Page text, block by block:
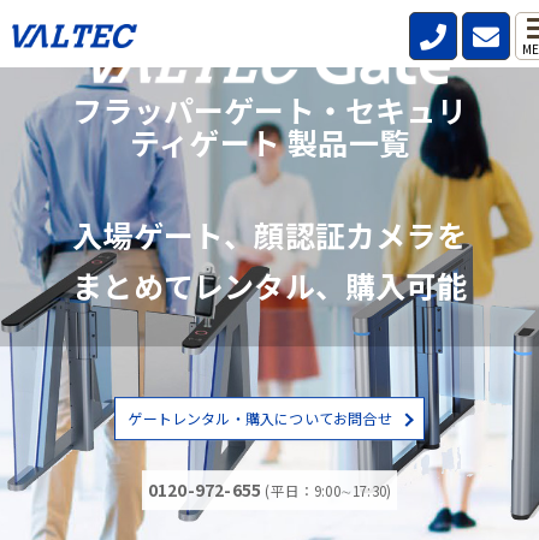
フラッパーゲート・セキュリ
ティゲート 製品一覧
入場ゲート、顔認証カメラを
まとめてレンタル、購入可能
ゲートレンタル・購入についてお問合せ
0120-972-655 (平日：9:00∼17:30)